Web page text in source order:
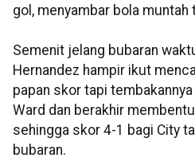
gol, menyambar bola muntah
Semenit jelang bubaran
Hernandez hampir ikut
papan skor tapi
Ward dan berakhir
sehingga skor 4-1 bagi City
bubaran.